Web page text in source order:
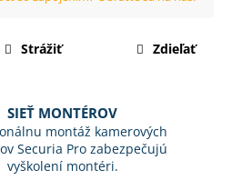
Strážiť Zdieľať
SIEŤ MONTÉROV
montáž kamerových
Securia Pro zabezpečujú
vyškolení montéri.